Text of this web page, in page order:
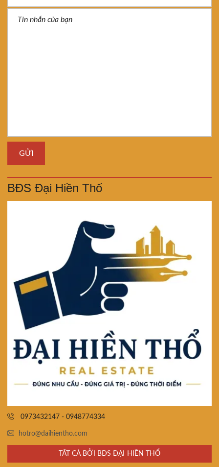
BĐS Đại Hiền Thổ
0973432147 - 0948774334
hotro@daihientho.com
TẤT CẢ BỞI BĐS ĐẠI HIỀN THỔ